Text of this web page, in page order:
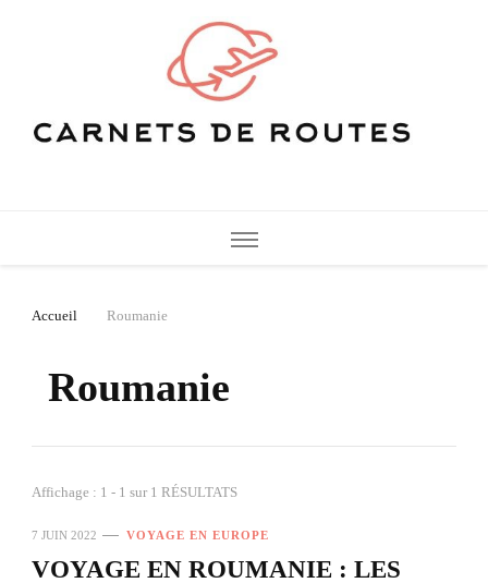
Accueil Roumanie
Roumanie
Affichage : 1 - 1 sur 1 RÉSULTATS
7 JUIN 2022 VOYAGE EN EUROPE
VOYAGE EN ROUMANIE : LES